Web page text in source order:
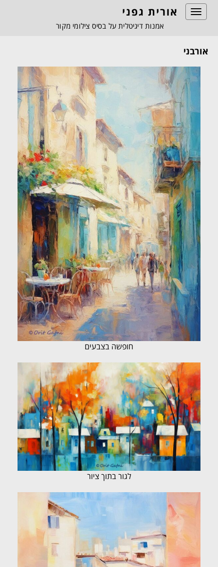
Toggle
navigation
אורית גפני
אמנות דיגיטלית על בסיס צילומי מקור
אורבני
חופשה בצבעים
לגור בתוך ציור